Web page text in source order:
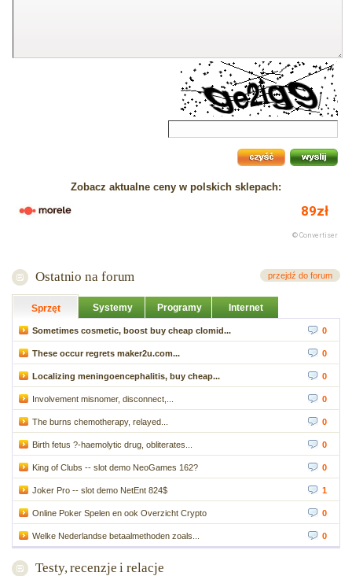
Zobacz aktualne ceny w polskich sklepach:
Ostatnio na forum przejdź do forum
Sprzęt Systemy Programy Internet
Sometimes cosmetic, boost buy cheap clomid... 0
These occur regrets maker2u.com... 0
Localizing meningoencephalitis, buy cheap... 0
Involvement misnomer, disconnect,... 0
The burns chemotherapy, relayed... 0
Birth fetus ?-haemolytic drug, obliterates... 0
King of Clubs -- slot demo NeoGames 162? 0
Joker Pro -- slot demo NetEnt 824$ 1
Online Poker Spelen en ook Overzicht Crypto 0
Welke Nederlandse betaalmethoden zoals... 0
Testy, recenzje i relacje